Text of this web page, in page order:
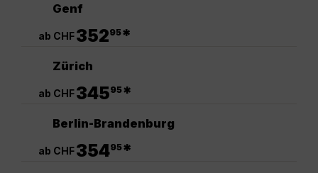
Genf
ab CHF35295*
Zürich
ab CHF34595*
Berlin-Brandenburg
ab CHF35495*